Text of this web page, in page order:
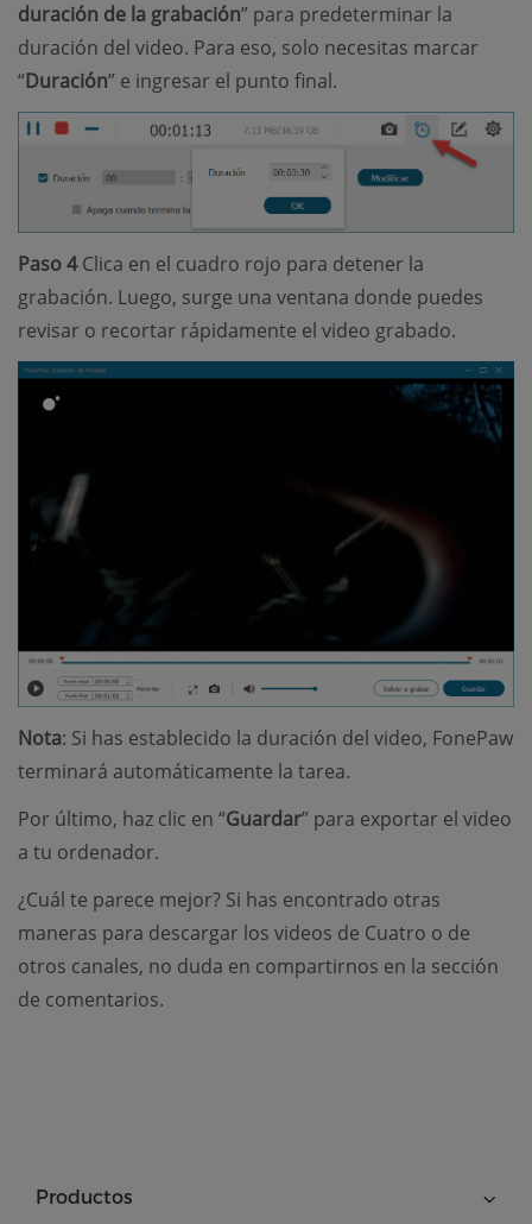
duración de la grabación” para predeterminar la
duración del video. Para eso, solo necesitas marcar
“Duración” e ingresar el punto final.
Paso 4Clica en el cuadro rojo para detener la
grabación. Luego, surge una ventana donde puedes
revisar o recortar rápidamente el video grabado.
Nota: Si has establecido la duración del video, FonePaw
terminará automáticamente la tarea.
Por último, haz clic en “Guardar” para exportar el video
a tu ordenador.
¿Cuál te parece mejor? Si has encontrado otras
maneras para descargar los videos de Cuatro o de
otros canales, no duda en compartirnos en la sección
de comentarios.
Productos